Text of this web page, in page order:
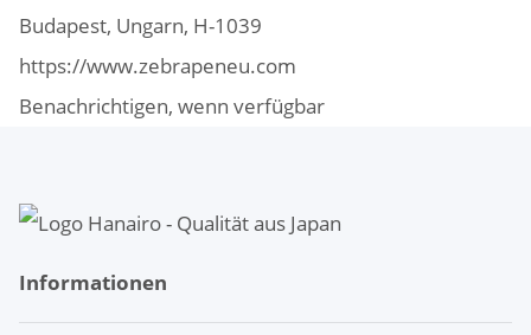
Budapest, Ungarn, H-1039
https://www.zebrapeneu.com
Benachrichtigen, wenn verfügbar
Informationen